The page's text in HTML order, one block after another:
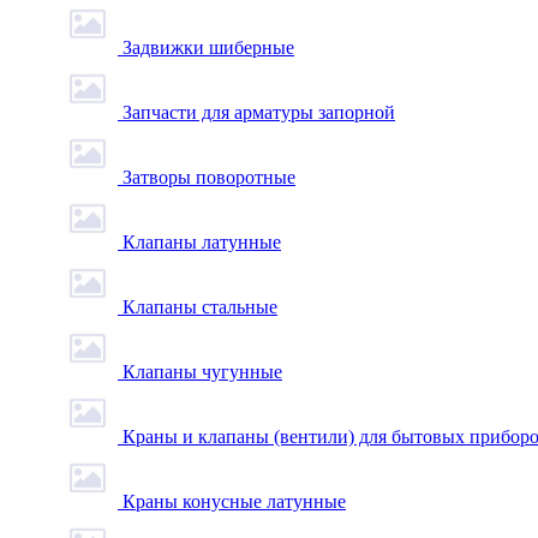
Задвижки шиберные
Запчасти для арматуры запорной
Затворы поворотные
Клапаны латунные
Клапаны стальные
Клапаны чугунные
Краны и клапаны (вентили) для бытовых
Краны конусные латунные